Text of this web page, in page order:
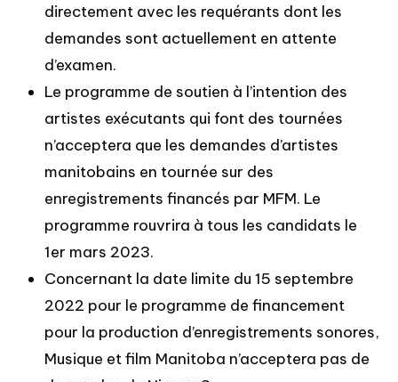
directement avec les requérants dont les
demandes sont actuellement en attente
d’examen.
Le programme de soutien à l’intention des
artistes exécutants qui font des tournées
n’acceptera que les demandes d’artistes
manitobains en tournée sur des
enregistrements financés par MFM. Le
programme rouvrira à tous les candidats le
1er mars 2023.
Concernant la date limite du 15 septembre
2022 pour le programme de financement
pour la production d’enregistrements sonores,
Musique et film Manitoba n’acceptera pas de